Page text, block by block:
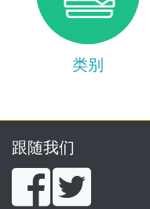
类别
跟随我们